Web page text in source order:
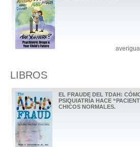
LIBROS
EL FRAUDE DEL TDAH:
PSIQUIATRÍA HACE
CHICOS NORMALES.